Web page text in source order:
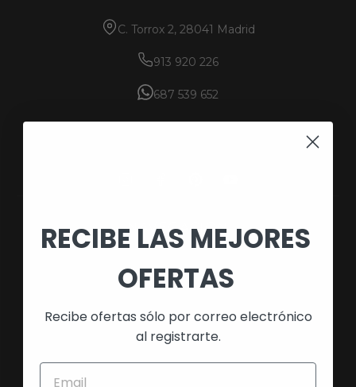
C. Torrox 2, 28041 Madrid
913 920 226
687 539 652
NAVEGACIÓN
Quienes Somos
Política de Envío
Devoluciones y Reembolso
RECIBE LAS MEJORES
OFERTAS
Recibe ofertas sólo por correo electrónico
al registrarte.